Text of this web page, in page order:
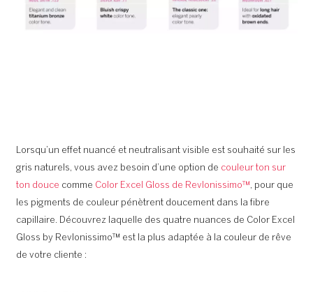
Lorsqu’un effet nuancé et neutralisant visible est souhaité sur les
gris naturels, vous avez besoin d’une option de couleur ton sur
ton douce comme Color Excel Gloss de Revlonissimo™, pour que
les pigments de couleur pénètrent doucement dans la fibre
capillaire. Découvrez laquelle des quatre nuances de Color Excel
Gloss by Revlonissimo™ est la plus adaptée à la couleur de rêve
de votre cliente :